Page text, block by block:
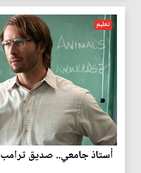
تعليم
أستاذ جامعي.. صديق ترامب